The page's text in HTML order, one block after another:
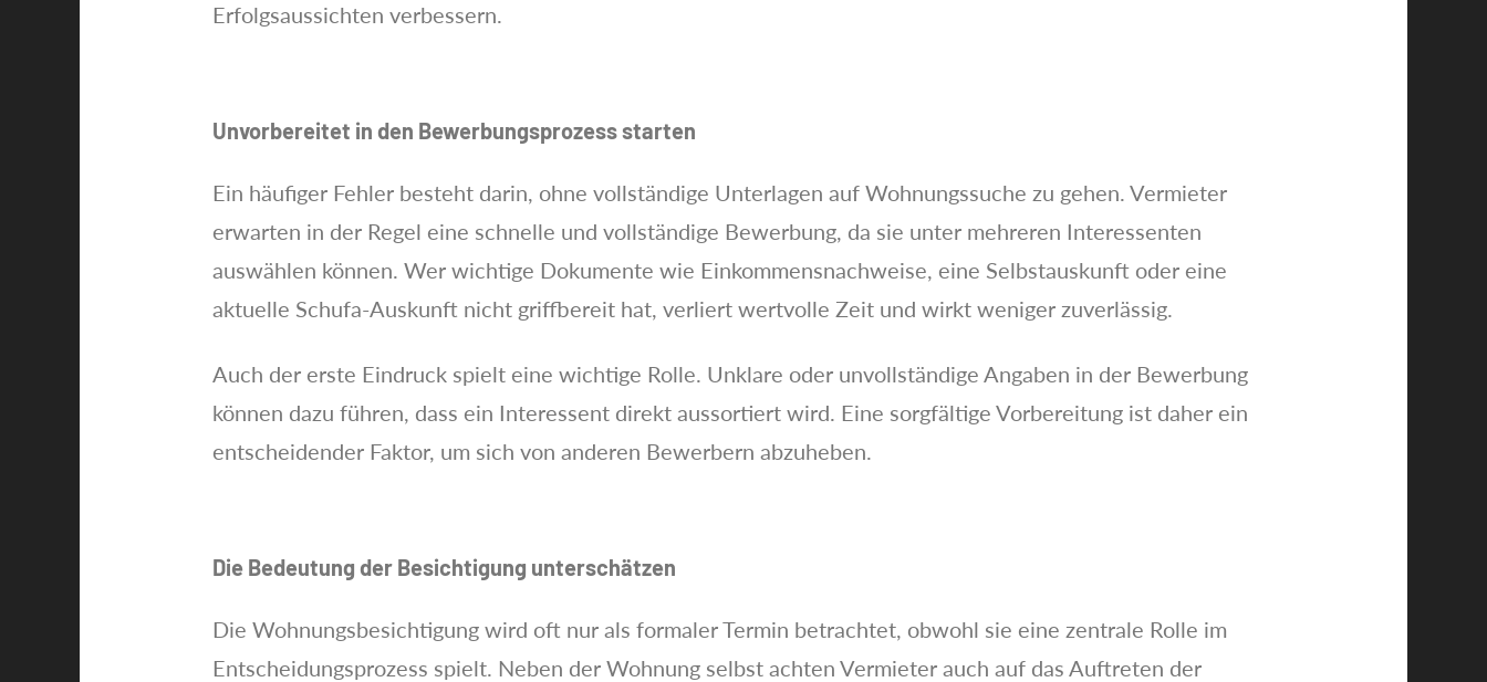
Erfolgsaussichten verbessern.
Unvorbereitet in den Bewerbungsprozess starten
Ein häufiger Fehler besteht darin, ohne vollständige Unterlagen auf Wohnungssuche zu gehen. Vermieter
erwarten in der Regel eine schnelle und vollständige Bewerbung, da sie unter mehreren Interessenten
auswählen können. Wer wichtige Dokumente wie Einkommensnachweise, eine Selbstauskunft oder eine
aktuelle Schufa-Auskunft nicht griffbereit hat, verliert wertvolle Zeit und wirkt weniger zuverlässig.
Auch der erste Eindruck spielt eine wichtige Rolle. Unklare oder unvollständige Angaben in der Bewerbung
können dazu führen, dass ein Interessent direkt aussortiert wird. Eine sorgfältige Vorbereitung ist daher ein
entscheidender Faktor, um sich von anderen Bewerbern abzuheben.
Die Bedeutung der Besichtigung unterschätzen
Die Wohnungsbesichtigung wird oft nur als formaler Termin betrachtet, obwohl sie eine zentrale Rolle im
Entscheidungsprozess spielt. Neben der Wohnung selbst achten Vermieter auch auf das Auftreten der